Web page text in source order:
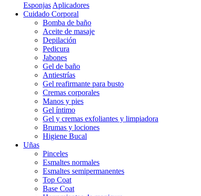
Esponjas Aplicadores
Cuidado Corporal
Bomba de baño
Aceite de masaje
Depilación
Pedicura
Jabones
Gel de baño
Antiestrías
Gel reafirmante para busto
Cremas corporales
Manos y pies
Gel íntimo
Gel y cremas exfoliantes y limpiadora
Brumas y lociones
Higiene Bucal
Uñas
Pinceles
Esmaltes normales
Esmaltes semipermanentes
Top Coat
Base Coat